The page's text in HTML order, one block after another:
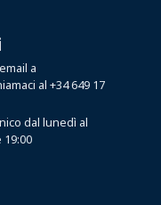
a
al +34 649 17
dal lunedì al